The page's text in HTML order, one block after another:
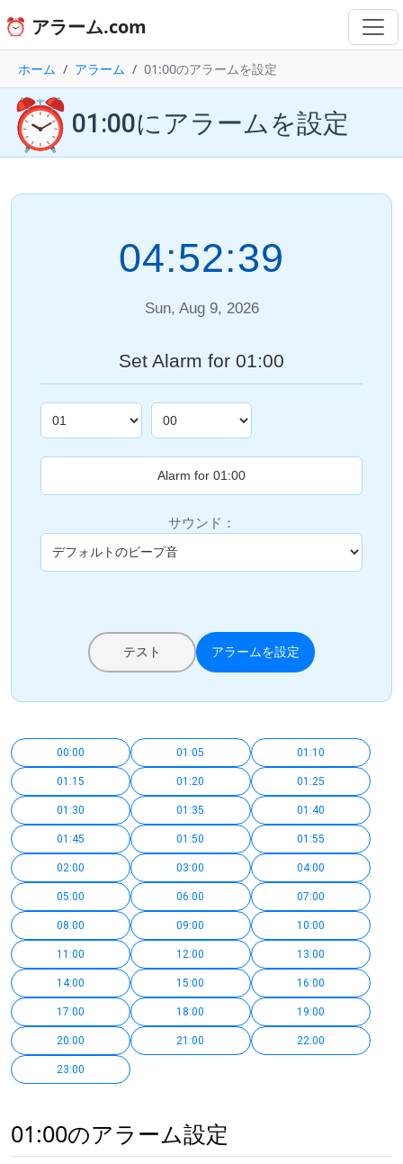
⏰ アラーム.com
ホーム アラーム 01:00のアラームを設定
⏰ 01:00にアラームを設定
04:52:39
Sun, Aug 9, 2026
Set Alarm for 01:00
サウンド：
テスト アラームを設定
00:00 01:05 01:10
01:15 01:20 01:25
01:30 01:35 01:40
01:45 01:50 01:55
02:00 03:00 04:00
05:00 06:00 07:00
08:00 09:00 10:00
11:00 12:00 13:00
14:00 15:00 16:00
17:00 18:00 19:00
20:00 21:00 22:00
23:00
01:00のアラーム設定